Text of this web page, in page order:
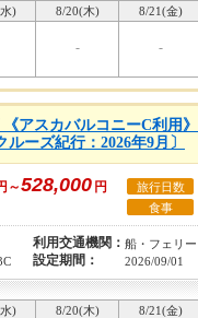
) 8/20(木) 8/21(金)
- -
アスカバルコニーC利用
ーズ紀行：2026年9月〕
～528,000 円 旅行日数
食事
利用交通機関： 船・フェリー
設定期間： 2026/09/01
) 8/20(木) 8/21(金)